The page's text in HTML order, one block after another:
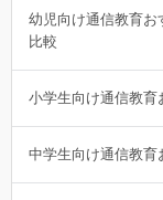
幼児向け通信教育お
比較
小学生向け通信教育
中学生向け通信教育